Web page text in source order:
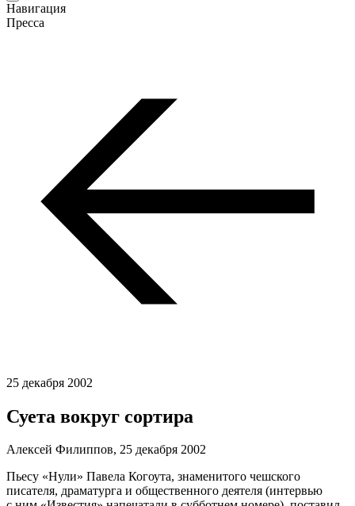
Навигация
Пресса
25 декабря 2002
Суета вокруг сортира
Алексей Филиппов, 25 декабря 2002
Пьесу «Нули» Павела Когоута, знаменитого чешского
писателя, драматурга и общественного деятеля (интервью